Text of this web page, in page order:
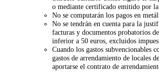
o mediante certificado emitido por
No se computarán los pagos en
No se tendrán en cuenta para la
facturas y documentos probatorios
inferior a 50 euros, excluidos
Cuando los gastos subvencionables
gastos de arrendamiento de locales
aportarse el contrato de